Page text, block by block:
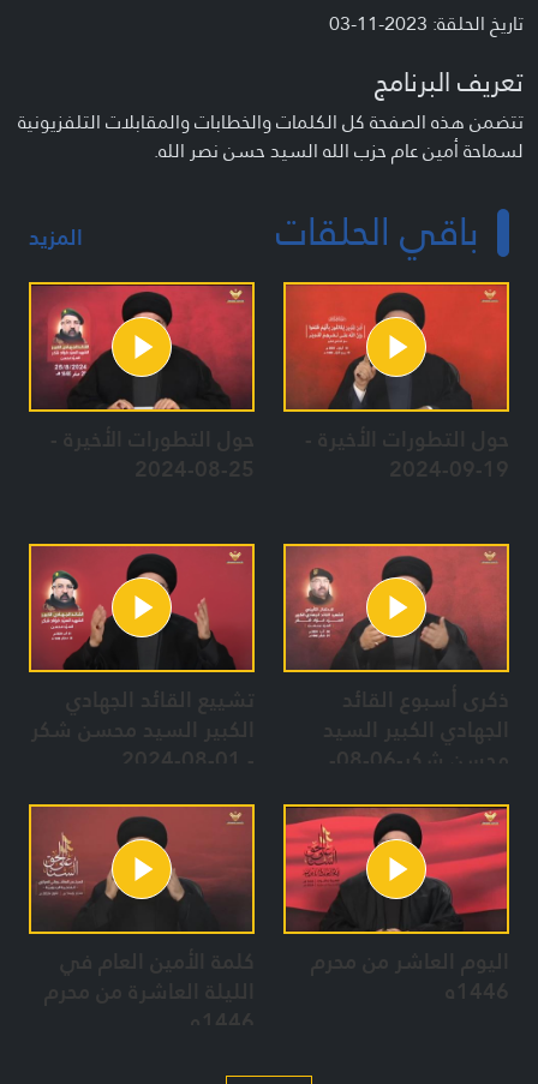
تاريخ الحلقة: 2023-11-03
تعريف البرنامج
تتضمن هذه الصفحة كل الكلمات والخطابات والمقابلات التلفزيونية
لسماحة أمين عام حزب الله السيد حسن نصر الله.
باقي الحلقات المزيد
حول التطورات الأخيرة -
19-09-2024
حول التطورات الأخيرة -
25-08-2024
ذكرى أسبوع القائد
الجهادي الكبير السيد
تشييع القائد الجهادي
الكبير السيد محسن شكر
اليوم العاشر من محرم
1446ه
كلمة الأمين العام في
الليلة العاشرة من محرم
1446ه